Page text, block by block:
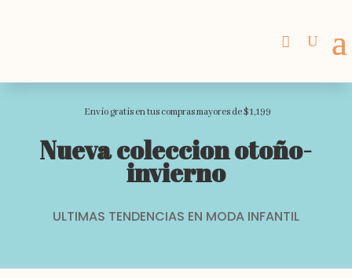
Envio gratis en tus compras mayores de $1,199
Nueva coleccion otoño-
invierno
ULTIMAS TENDENCIAS EN MODA INFANTIL